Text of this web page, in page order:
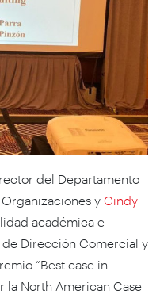
del Departamento
y Cindy
académica e
Dirección Comercial y
“Best case in
la North American Case